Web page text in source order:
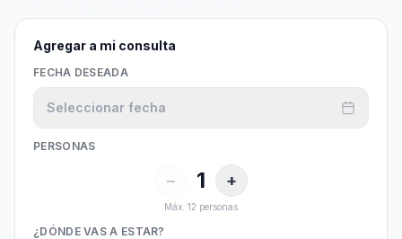
Agregar a mi consulta
FECHA DESEADA
Seleccionar fecha
PERSONAS
− 1 +
Máx. 12 personas
¿DÓNDE VAS A ESTAR?